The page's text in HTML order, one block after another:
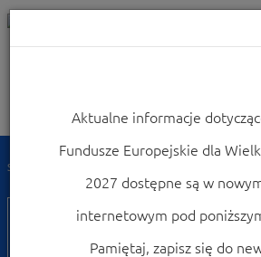
Strona główna
28
listopada
Aktualne informacje
Fundusze Europejskie dla
2027 dostępne są w
internetowym pod
Pamiętaj, zapisz się do